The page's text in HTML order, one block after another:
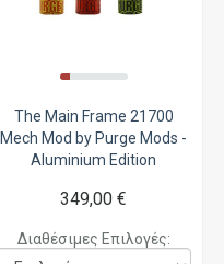
The Main Frame 21700
Mech Mod by Purge Mods -
Aluminium Edition
349,00 €
Διαθέσιμες Επιλογές: